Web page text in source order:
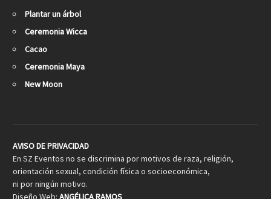
Plantar un árbol
Ceremonia Wicca
Cacao
Ceremonia Maya
New Moon
AVISO DE PRIVACIDAD
En SZ Eventos no se discrimina por motivos de raza, religión,
orientación sexual, condición física o socioeconómica,
ni por ningún motivo.
Diseño Web: ANGÉLICA RAMOS